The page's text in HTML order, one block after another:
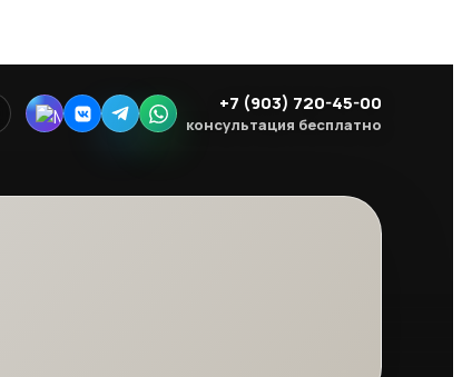
+7 (903) 720-45-00
консультация бесплатно